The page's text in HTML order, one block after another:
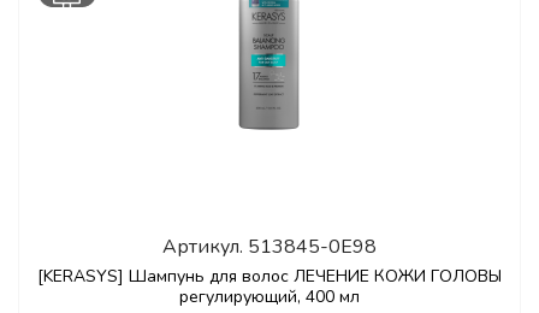
Артикул. 513845-0E98
[KERASYS] Шампунь для волос ЛЕЧЕНИЕ КОЖИ ГОЛОВЫ
регулирующий, 400 мл